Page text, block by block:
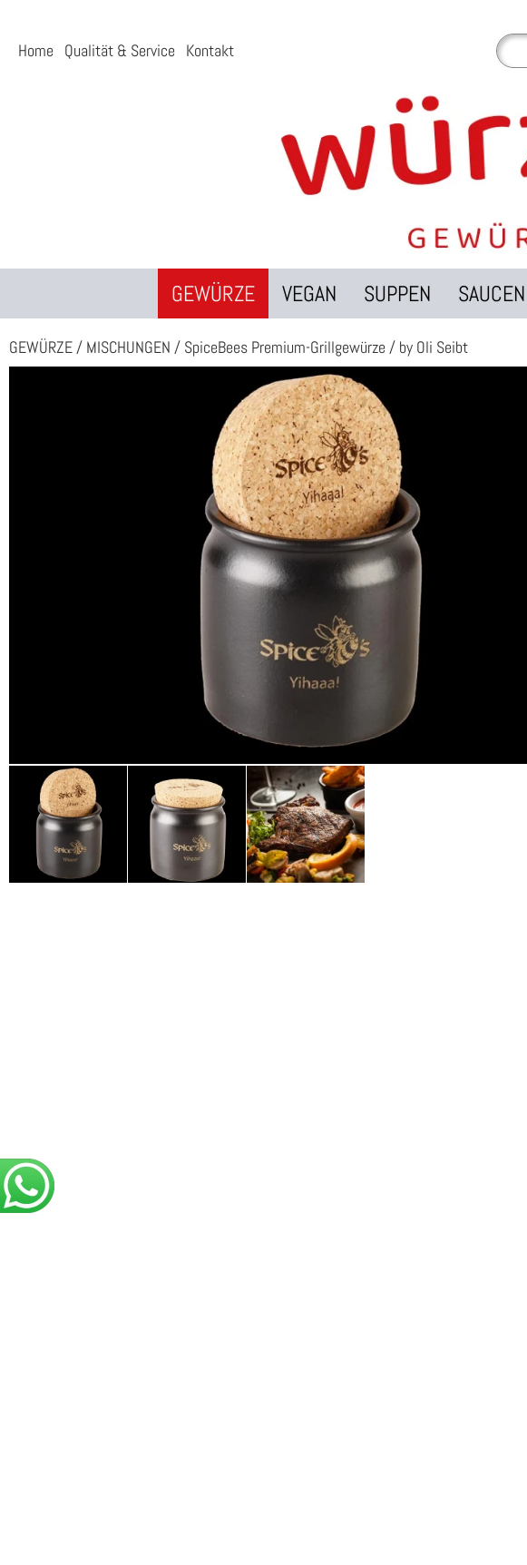
Home Qualität & Service Kontakt
GEWÜRZE VEGAN SUPPEN SAUCEN
GEWÜRZE / MISCHUNGEN / SpiceBees Premium-Grillgewürze / by Oli Seibt